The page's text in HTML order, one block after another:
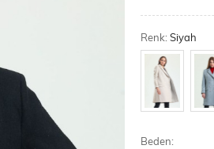
Renk:Siyah
Beden: